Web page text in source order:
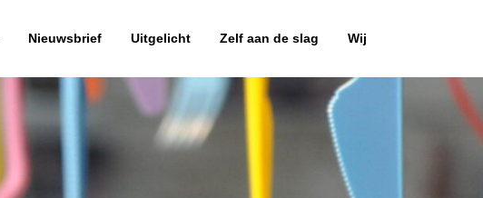
Nieuwsbrief Uitgelicht Zelf aan de slag Wij